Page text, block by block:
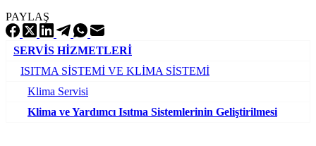
PAYLAŞ
SERVİS HİZMETLERİ
ISITMA SİSTEMİ VE KLİMA SİSTEMİ
Klima Servisi
Klima ve Yardımcı Isıtma Sistemlerinin Geliştirilmesi